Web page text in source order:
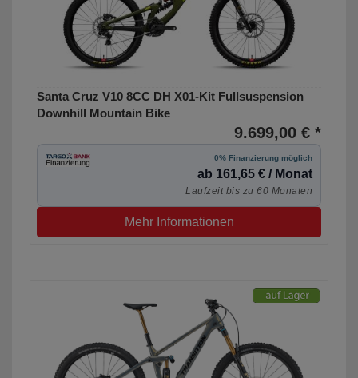
Santa Cruz V10 8CC DH X01-Kit Fullsuspension
Downhill Mountain Bike
9.699,00 € *
0% Finanzierung möglich
ab 161,65 € / Monat
Laufzeit bis zu 60 Monaten
Mehr Informationen